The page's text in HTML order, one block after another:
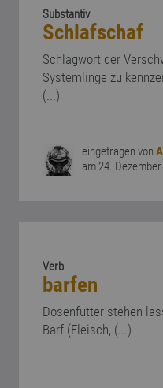
Substantiv
Schlafschaf
Schlagwort der
Systemlinge zu
(...)
eingetragen von
am 24.
Verb
barfen
Dosenfutter stehen
Barf (Fleisch, (...)